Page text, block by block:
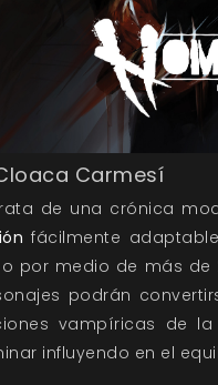
Carmesí
de una crónica
fácilmente
por medio de más
podrán
vampíricas de
influyendo en el